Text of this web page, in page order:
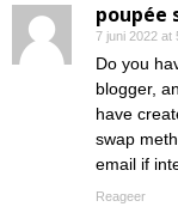
poupée
7 juni 2022 at
Do you
blogger,
have
swap
email if
Reageer